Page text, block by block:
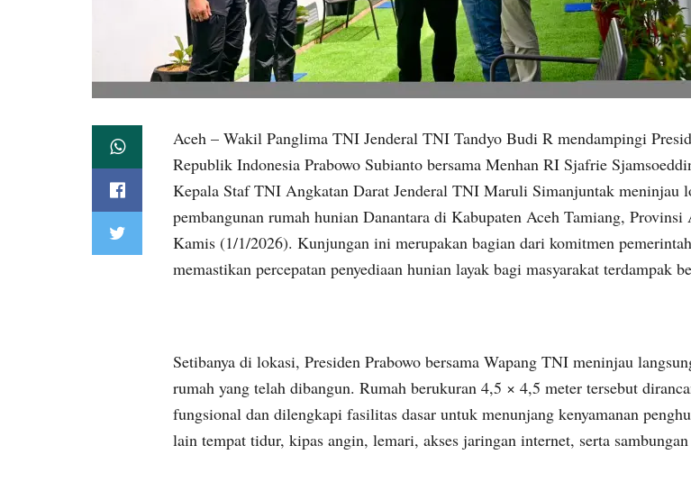
Aceh – Wakil Panglima TNI Jenderal TNI Tandyo Budi R mendampingi
Republik Indonesia Prabowo Subianto bersama Menhan RI Sjafrie
Kepala Staf TNI Angkatan Darat Jenderal TNI Maruli Simanjuntak meninjau
pembangunan rumah hunian Danantara di Kabupaten Aceh Tamiang, Provinsi
Kamis (1/1/2026). Kunjungan ini merupakan bagian dari komitmen
memastikan percepatan penyediaan hunian layak bagi masyarakat terdampak
Setibanya di lokasi, Presiden Prabowo bersama Wapang TNI meninjau
rumah yang telah dibangun. Rumah berukuran 4,5 × 4,5 meter tersebut
fungsional dan dilengkapi fasilitas dasar untuk menunjang kenyamanan
lain tempat tidur, kipas angin, lemari, akses jaringan internet, serta